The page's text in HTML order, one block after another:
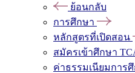
ย้อนกลับ
การศึกษา
หลักสูตรที่เปิดสอน
สมัครเข้าศึกษา
ค่าธรรมเนียมการ